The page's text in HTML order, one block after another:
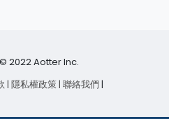
© 2022 Aotter Inc.
| 隱私權政策| 聯絡我們 |